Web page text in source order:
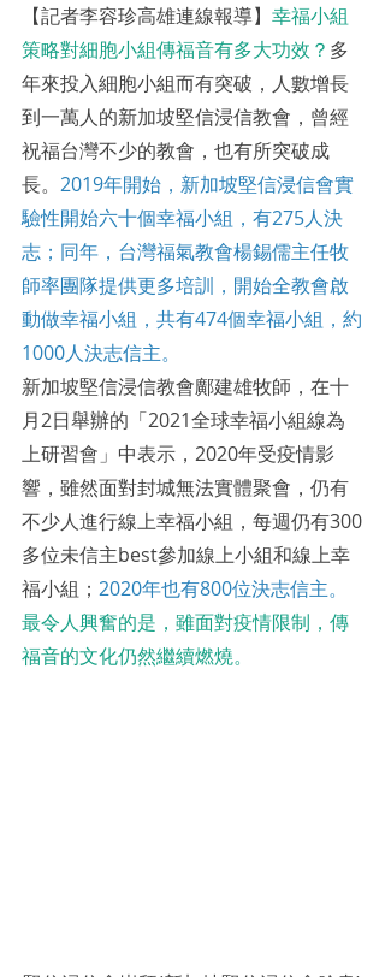
【記者李容珍高雄連線報導】 幸福小組
策略對細胞小組傳福音有多大功效？ 多
年來投入細胞小組而有突破，人數增長
到一萬人的新加坡堅信浸信教會，曾經
祝福台灣不少的教會，也有所突破成
長。 2019年開始，新加坡堅信浸信會實
驗性開始六十個幸福小組，有275人決
志；同年，台灣福氣教會楊錫儒主任牧
師率團隊提供更多培訓，開始全教會啟
動做幸福小組，共有474個幸福小組，約
1000人決志信主。
新加坡堅信浸信教會鄺建雄牧師，在十
月2日舉辦的「2021全球幸福小組線為
上研習會」中表示，2020年受疫情影
響，雖然面對封城無法實體聚會，仍有
不少人進行線上幸福小組，每週仍有300
多位未信主best參加線上小組和線上幸
福小組； 2020年也有800位決志信主。
最令人興奮的是，雖面對疫情限制，傳
福音的文化仍然繼續燃燒。